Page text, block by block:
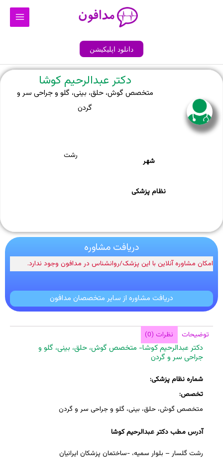
Main
دانلود اپلیکیشن
دکتر عبدالرحیم کوشا
متخصص گوش، حلق، بینی، گلو و جراحی سر و
گردن
شهر
رشت
نظام پزشکی
دریافت مشاوره
امکان مشاوره آنلاین با این پزشک/روانشناس در مدافون وجود ندارد.
دریافت مشاوره از سایر متخصصان مدافون
توضیحات نظرات (0)
دکتر عبدالرحیم کوشا- متخصص گوش، حلق، بینی، گلو و
جراحی سر و گردن
شماره نظام پزشکی:
تخصص:
متخصص گوش، حلق، بینی، گلو و جراحی سر و گردن
آدرس مطب دکتر عبدالرحیم کوشا
رشت گلسار – بلوار سمیه، -ساختمان پزشکان ایرانیان